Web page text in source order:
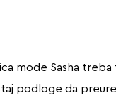
mode Sasha
podloge da